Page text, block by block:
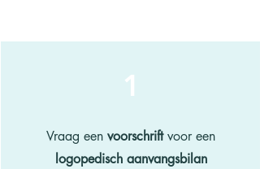
1
Vraag een voorschriftvoor een
logopedisch aanvangsbilan